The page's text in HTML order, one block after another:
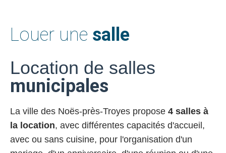
Louer une salle
Location de salles
municipales
La ville des Noës-près-Troyes propose 4 salles à
la location, avec différentes capacités d'accueil,
avec ou sans cuisine, pour l'organisation d'un